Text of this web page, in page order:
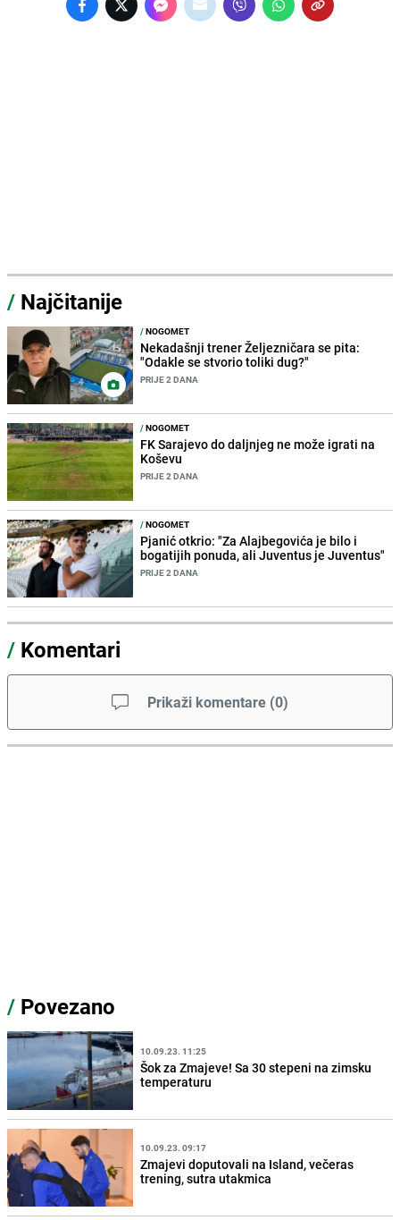
/ Najčitanije
/NOGOMET
Nekadašnji trener Željezničara se pita:
"Odakle se stvorio toliki dug?"
PRIJE 2 DANA
/NOGOMET
FK Sarajevo do daljnjeg ne može igrati na
Koševu
PRIJE 2 DANA
/NOGOMET
Pjanić otkrio: "Za Alajbegovića je bilo i
bogatijih ponuda, ali Juventus je Juventus"
PRIJE 2 DANA
/ Komentari
Prikaži komentare (0)
/ Povezano
10.09.23. 11:25
Šok za Zmajeve! Sa 30 stepeni na zimsku
temperaturu
10.09.23. 09:17
Zmajevi doputovali na Island, večeras
trening, sutra utakmica